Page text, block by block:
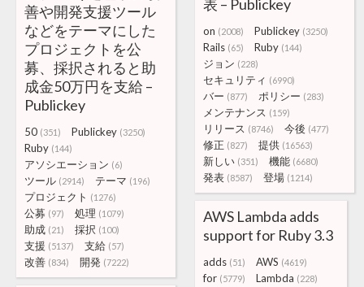
表 – Publickey
on (2008) Publickey (3250)
Rails (65) Ruby (144)
ジョン (228)
セキュリティ (6990)
バー (877) ポリシー (283)
メンテナンス (159)
リリース (8746) 今後 (477)
修正 (827) 提供 (16563)
新しい (351) 機能 (6680)
発表 (8587) 登場 (1214)
善や開発支援ツール
などをテーマにした
プロジェクトを公
募、採択されると助
成金50万円を支給 –
Publickey
50 (351) Publickey (3250)
Ruby (144)
アソシエーション (6)
ツール (2914) テーマ (196)
プロジェクト (1276)
公募 (97) 処理 (1079)
助成 (21) 採択 (100)
支援 (5137) 支給 (57)
改善 (834) 開発 (7222)
AWS Lambda adds
support for Ruby 3.3
adds (51) AWS (4619)
for (5779) Lambda (228)